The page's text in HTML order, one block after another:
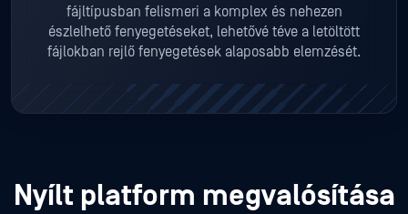
fájltípusban felismeri a komplex és nehezen
észlelhető fenyegetéseket, lehetővé téve a letöltött
fájlokban rejlő fenyegetések alaposabb elemzését.
Nyílt platform megvalósítása